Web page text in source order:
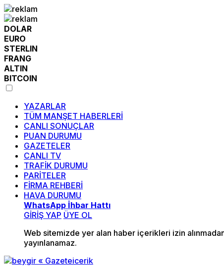
DOLAR
EURO
STERLIN
FRANG
ALTIN
BITCOIN
YAZARLAR
TÜM MANŞET HABERLERİ
CANLI SONUÇLAR
PUAN DURUMU
GAZETELER
CANLI TV
TRAFİK DURUMU
PARİTELER
FİRMA REHBERİ
HAVA DURUMU
WhatsApp İhbar Hattı
GİRİŞ YAP ÜYE OL
Web sitemizde yer alan haber içerikleri izin
yayınlanamaz.